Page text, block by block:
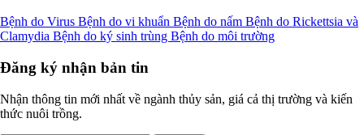
Bệnh do Virus Bệnh do vi khuẩn Bệnh do nấm Bệnh do Rickettsia và
Clamydia Bệnh do ký sinh trùng Bệnh do môi trường
Đăng ký nhận bản tin
Nhận thông tin mới nhất về ngành thủy sản, giá cả thị trường và kiến
thức nuôi trồng.